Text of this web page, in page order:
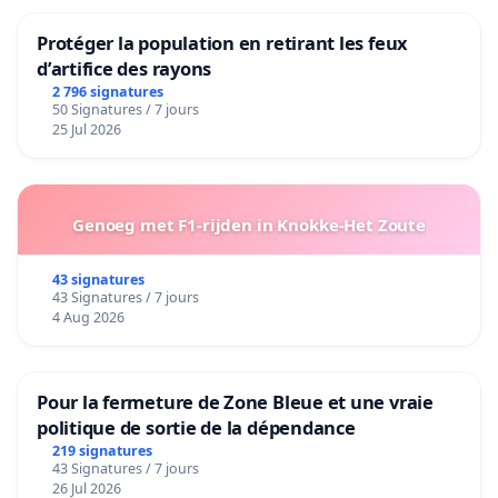
Protéger la population en retirant les feux
d’artifice des rayons
2 796 signatures
50 Signatures / 7 jours
25 Jul 2026
Genoeg met F1-rijden in Knokke-Het Zoute
43 signatures
43 Signatures / 7 jours
4 Aug 2026
Pour la fermeture de Zone Bleue et une vraie
politique de sortie de la dépendance
219 signatures
43 Signatures / 7 jours
26 Jul 2026